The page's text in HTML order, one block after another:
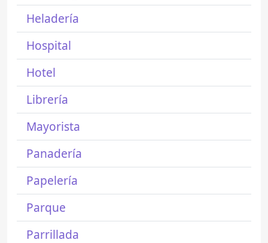
Heladería
Hospital
Hotel
Librería
Mayorista
Panadería
Papelería
Parque
Parrillada